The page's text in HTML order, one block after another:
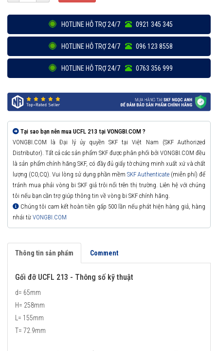
HOTLINE HỖ TRỢ 24/7 0921 345 345
HOTLINE HỖ TRỢ 24/7 096 123 8558
HOTLINE HỖ TRỢ 24/7 0763 356 999
Tại sao bạn nên mua UCFL 213 tại VONGBI.COM ?
VONGBI.COM là Đại lý ủy quyền SKF tại Việt Nam (SKF Authorized
Distributor). Tất cả các sản phẩm SKF được phân phối bởi VONGBI.COM đều
là sản phẩm chính hãng SKF, có đầy đủ giấy tờ chứng minh xuất xứ và chất
lượng (CO,CQ). Vui lòng sử dụng phần mềm SKF Authenticate (miễn phí) để
tránh mua phải vòng bi SKF giả trôi nổi trên thị trường. Liên hệ với chúng
tôi nếu bạn cần trợ giúp thông tin về vòng bi SKF chính hãng.
Chúng tôi cam kết hoàn tiền gấp 500 lần nếu phát hiện hàng giả, hàng
nhái từ VONGBI.COM
Thông tin sản phẩm Comment
Gối đỡ UCFL 213 - Thông số kỹ thuật
d= 65mm
H= 258mm
L= 155mm
T= 72.9mm